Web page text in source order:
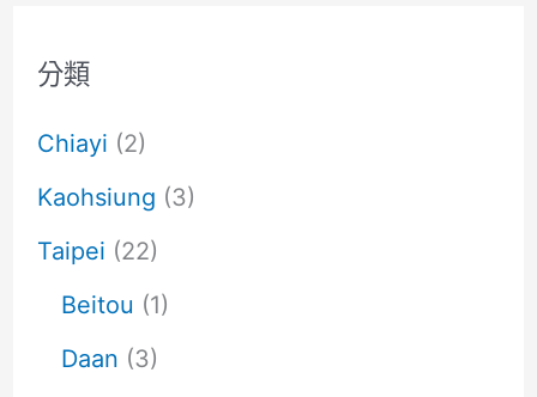
分類
Chiayi (2)
Kaohsiung (3)
Taipei (22)
Beitou (1)
Daan (3)